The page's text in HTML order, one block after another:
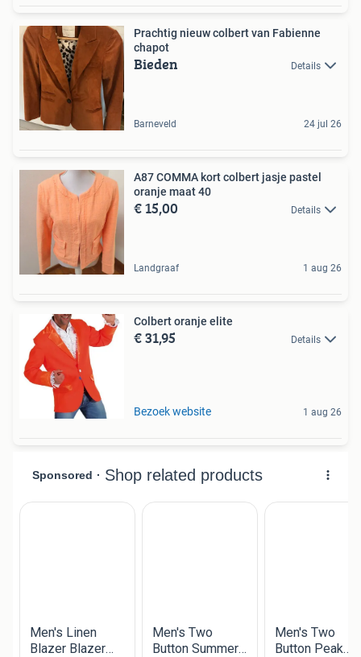
Prachtig nieuw colbert van Fabienne
chapot
Bieden Details
Barneveld 24 jul 26
A87 COMMA kort colbert jasje pastel
oranje maat 40
€ 15,00 Details
Landgraaf 1 aug 26
Colbert oranje elite
€ 31,95 Details
Bezoek website 1 aug 26